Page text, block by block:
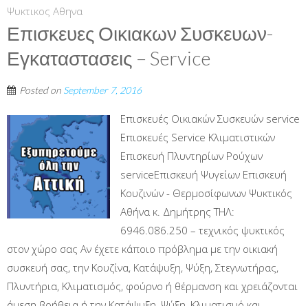
Ψυκτικος Αθηνα
Επισκευες Οικιακων Συσκευων-
Εγκαταστασεις – Service
Posted on September 7, 2016
Επισκευές Οικιακών Συσκευών service
Επισκευές Service Κλιματιστικών
Επισκευή Πλυντηρίων Ρούχων
serviceΕπισκευή Ψυγείων Επισκευή
Κουζινών - Θερμοσίφωνων Ψυκτικός
Αθήνα κ. Δημήτρης ΤΗΛ:
6946.086.250 – τεχνικός ψυκτικός
στον χώρο σας Αν έχετε κάποιο πρόβλημα με την οικιακή
συσκευή σας, την Κουζίνα, Κατάψυξη, Ψύξη, Στεγνωτήρας,
Πλυντήρια, Κλιματισμός, φούρνο ή θέρμανση και χρειάζονται